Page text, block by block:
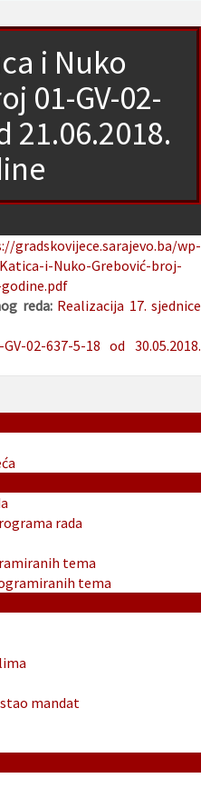
i Nuko
01-GV-02-
21.06.2018.
gradskovijece.sarajevo.ba/wp-
i-Nuko-Grebović-broj-
godine.pdf
reda: Realizacija 17. sjednice
02-637-5-18 od 30.05.2018.
rada
tema
tema
mandat